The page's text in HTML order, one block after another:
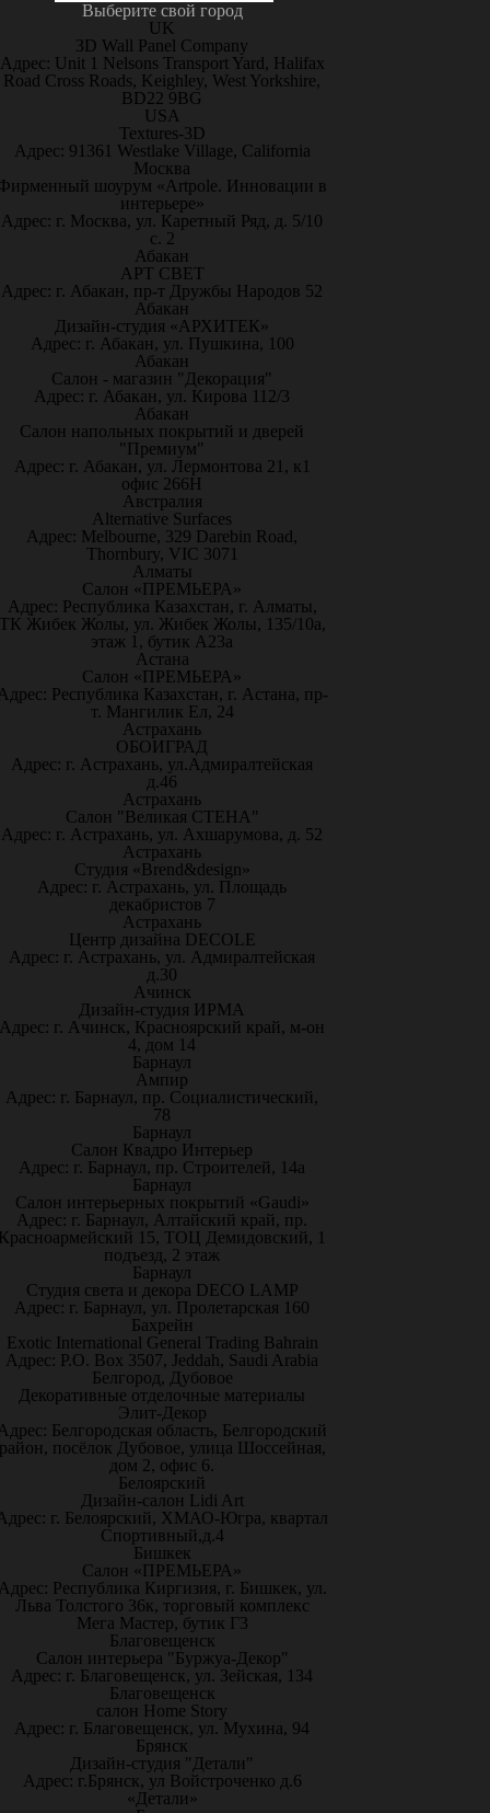
Выберите свой город
UK
3D Wall Panel Company
Адрес: Unit 1 Nelsons Transport Yard, Halifax
Road Cross Roads, Keighley, West Yorkshire,
BD22 9BG
USA
Textures-3D
Адрес: 91361 Westlake Village, California
Москва
шоурум «Artpole. Инновации в
интерьере»
Адрес: г. Москва, ул. Каретный Ряд, д. 5/10
с. 2
Абакан
АРТ СВЕТ
Адрес: г. Абакан, пр-т Дружбы Народов 52
Абакан
Дизайн-студия «АРХИТЕК»
Адрес: г. Абакан, ул. Пушкина, 100
Абакан
Салон - магазин "Декорация"
Адрес: г. Абакан, ул. Кирова 112/3
Абакан
Салон напольных покрытий и дверей
"Премиум"
Адрес: г. Абакан, ул. Лермонтова 21, к1
офис 266Н
Австралия
Alternative Surfaces
Адрес: Melbourne, 329 Darebin Road,
Thornbury, VIC 3071
Алматы
Салон «ПРЕМЬЕРА»
Адрес: Республика Казахстан, г. Алматы,
Жибек Жолы, ул. Жибек Жолы, 135/10а,
этаж 1, бутик А23а
Астана
Салон «ПРЕМЬЕРА»
Республика Казахстан, г. Астана, пр-
т. Мангилик Ел, 24
Астрахань
ОБОИГРАД
Адрес: г. Астрахань, ул.Адмиралтейская
д.46
Астрахань
Салон "Великая СТЕНА"
Адрес: г. Астрахань, ул. Ахшарумова, д. 52
Астрахань
Студия «Brend&design»
Адрес: г. Астрахань, ул. Площадь
декабристов 7
Астрахань
Центр дизайна DECOLE
Адрес: г. Астрахань, ул. Адмиралтейская
д.30
Ачинск
Дизайн-студия ИРМА
Адрес: г. Ачинск, Красноярский край, м-он
4, дом 14
Барнаул
Ампир
Адрес: г. Барнаул, пр. Социалистический,
78
Барнаул
Салон Квадро Интерьер
Адрес: г. Барнаул, пр. Строителей, 14а
Барнаул
Салон интерьерных покрытий «Gaudi»
Адрес: г. Барнаул, Алтайский край, пр.
15, ТОЦ Демидовский, 1
подъезд, 2 этаж
Барнаул
Студия света и декора DECO LAMP
Адрес: г. Барнаул, ул. Пролетарская 160
Бахрейн
Exotic International General Trading Bahrain
Адрес: P.O. Box 3507, Jeddah, Saudi Arabia
Белгород, Дубовое
Декоративные отделочные материалы
Элит-Декор
Белгородская область, Белгородский
посёлок Дубовое, улица Шоссейная,
дом 2, офис 6.
Белоярский
Дизайн-салон Lidi Art
г. Белоярский, ХМАО-Югра, квартал
Спортивный,д.4
Бишкек
Салон «ПРЕМЬЕРА»
Республика Киргизия, г. Бишкек, ул.
Льва Толстого 36к, торговый комплекс
Мега Мастер, бутик Г3
Благовещенск
Салон интерьера "Буржуа-Декор"
Адрес: г. Благовещенск, ул. Зейская, 134
Благовещенск
салон Home Story
Адрес: г. Благовещенск, ул. Мухина, 94
Брянск
Дизайн-студия "Детали"
Адрес: г.Брянск, ул Войстроченко д.6
«Детали»